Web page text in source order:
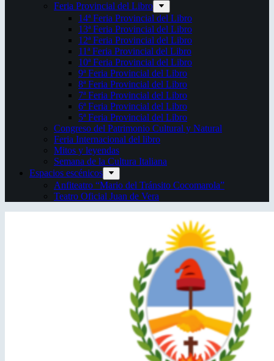
Feria Provincial del Libro
14ª Feria Provincial del Libro
13ª Feria Provincial del Libro
12ª Feria Provincial del Libro
11ª Feria Provincial del Libro
10ª Feria Provincial del Libro
9ª Feria Provincial del Libro
8ª Feria Provincial del Libro
7ª Feria Provincial del Libro
6ª Feria Provincial del Libro
5ª Feria Provincial del Libro
Congreso del Patrimonio Cultural y Natural
Feria Internacional del libro
Mitos y leyendas
Semana de la Cultura Italiana
Espacios escénicos
Anfiteatro “Mario del Tránsito Cocomarola”
Teatro Oficial Juan de Vera